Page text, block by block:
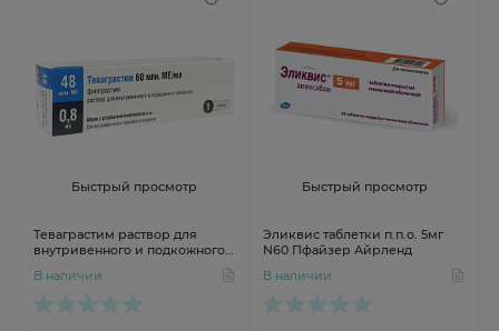
Быстрый просмотр
Теваграстим раствор для
внутривенного и подкожного
шприц N1
В наличии
Быстрый просмотр
Эликвис таблетки п.п.о. 5мг
N60 Пфайзер Айрленд
В наличии